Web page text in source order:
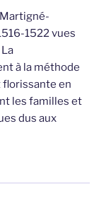
1522 vues
à la méthode
en
les familles et
dus aux